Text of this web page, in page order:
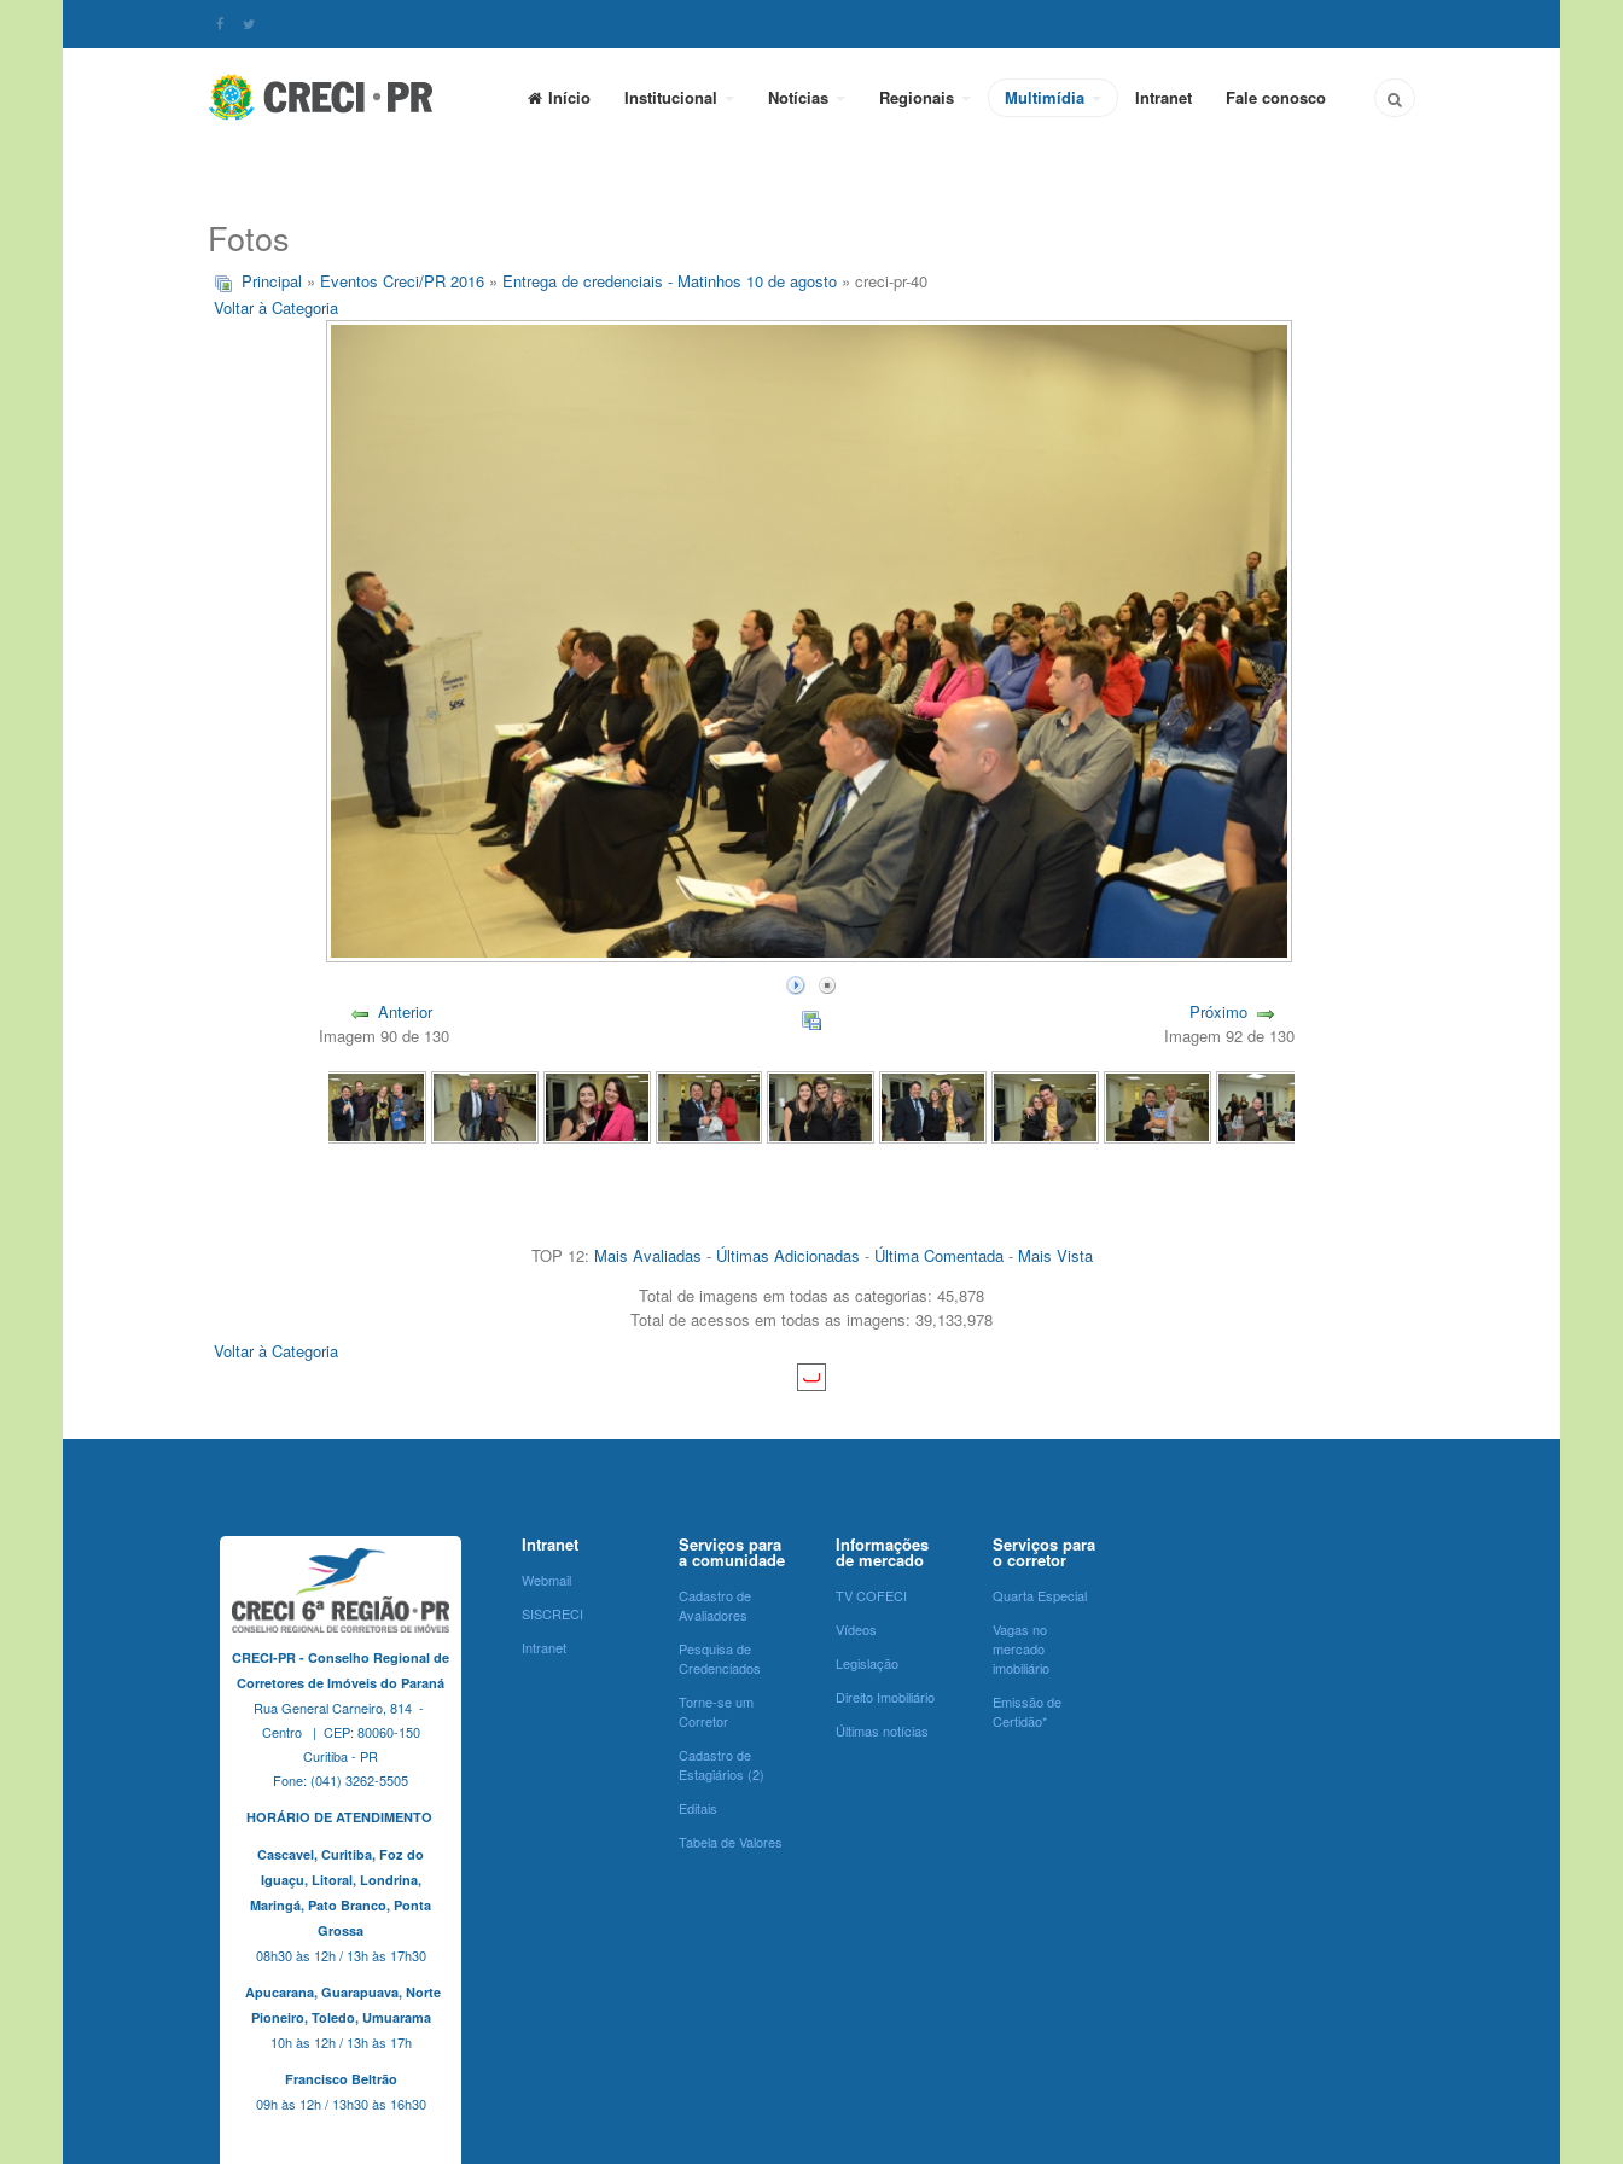
Início Institucional Notícias Regionais Multimídia Intranet Fale conosco
Fotos
Principal » Eventos Creci/PR 2016 » Entrega de credenciais - Matinhos 10 de agosto » creci-pr-40
Voltar à Categoria
Anterior
Imagem 90 de 130
Próximo
Imagem 92 de 130
TOP 12: Mais Avaliadas - Últimas Adicionadas - Última Comentada- Mais Vista
Total de imagens em todas as categorias: 45,878
Total de acessos em todas as imagens: 39,133,978
Voltar à Categoria
CRECI-PR - Conselho Regional de
Corretores de Imóveis do Paraná
Rua General Carneiro, 814 -
Centro | CEP: 80060-150
Curitiba - PR
Fone: (041) 3262-5505
HORÁRIO DE ATENDIMENTO
Cascavel, Curitiba, Foz do
Iguaçu, Litoral, Londrina,
Maringá, Pato Branco, Ponta
Grossa
08h30 às 12h / 13h às 17h30
Apucarana, Guarapuava, Norte
Pioneiro, Toledo, Umuarama
10h às 12h / 13h às 17h
Francisco Beltrão
09h às 12h / 13h30 às 16h30
Intranet
Webmail
SISCRECI
Intranet
Serviços para
a comunidade
Cadastro de
Avaliadores
Pesquisa de
Credenciados
Torne-se um
Corretor
Cadastro de
Estagiários (2)
Editais
Tabela de Valores
Informações
de mercado
TV COFECI
Vídeos
Legislação
Direito Imobiliário
Últimas notícias
Serviços para
o corretor
Quarta Especial
Vagas no
mercado
imobiliário
Emissão de
Certidão*